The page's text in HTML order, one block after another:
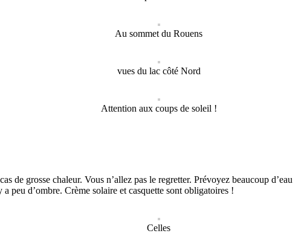
Au sommet du Rouens
vues du lac côté Nord
Attention aux coups de soleil !
de grosse chaleur. Vous n’allez pas le regretter. Prévoyez beaucoup d’eau
d’ombre. Crème solaire et casquette sont obligatoires !
Celles